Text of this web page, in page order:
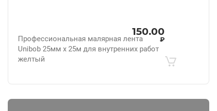
Профессиональная малярная лента
Unibob 25мм х 25м для внутренних работ
желтый
150.00
₽